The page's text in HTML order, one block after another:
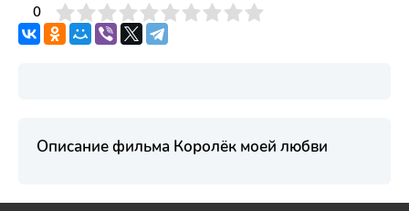
0
4 6 7 8 9 10
Описание фильма Королёк моей любви